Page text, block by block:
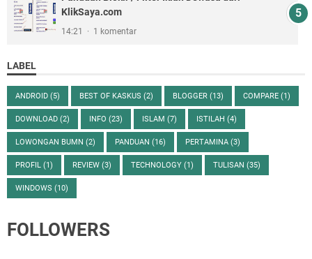
KlikSaya.com
14:21 1 komentar
LABEL
ANDROID (5) BEST OF KASKUS (2) BLOGGER (13) COMPARE (1)
DOWNLOAD (2) INFO (23) ISLAM (7) ISTILAH (4)
LOWONGAN BUMN (2) PANDUAN (16) PERTAMINA (3)
PROFIL (1) REVIEW (3) TECHNOLOGY (1) TULISAN (35)
WINDOWS (10)
FOLLOWERS